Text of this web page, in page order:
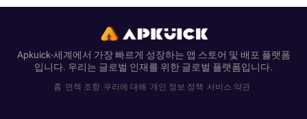
Apkuick-세계에서 가장 빠르게 성장하는 앱 스토어 및 배포 플랫폼
입니다. 우리는 글로벌 인재를 위한 글로벌 플랫폼입니다.
홈 면책 조항 우리에 대해 개인 정보 정책 서비스 약관